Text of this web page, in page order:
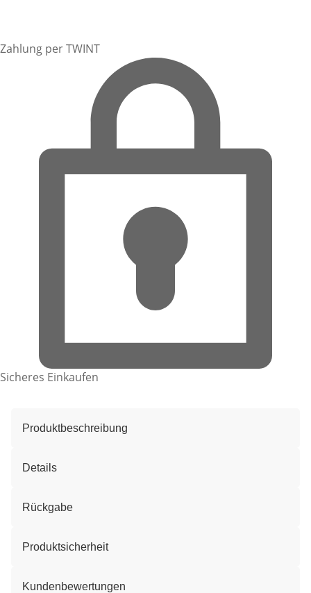
Zahlung per TWINT
Sicheres Einkaufen
Produktbeschreibung
Details
Rückgabe
Produktsicherheit
Kundenbewertungen